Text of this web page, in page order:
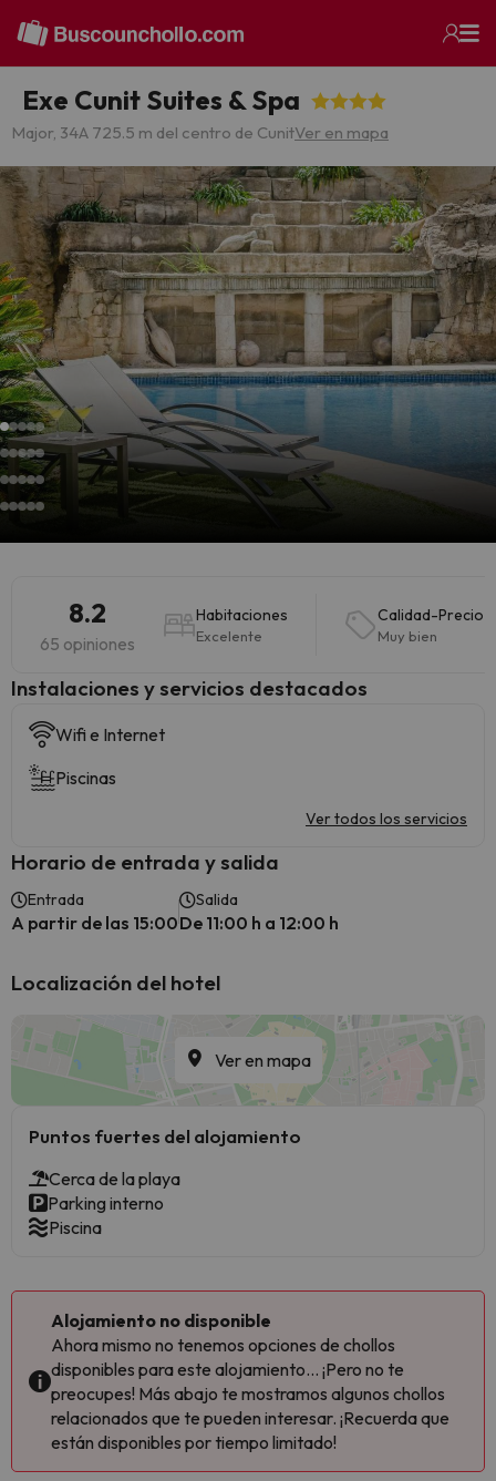
Exe Cunit Suites & Spa
Major, 34A 725.5 m del centro de CunitVer en mapa
8.2
65 opiniones
Habitaciones
Excelente
Calidad-Precio
Muy bien
Instalaciones y servicios destacados
Wifi e Internet
Piscinas
Ver todos los servicios
Horario de entrada y salida
Entrada
A partir de las 15:00
Salida
De 11:00 h a 12:00 h
Localización del hotel
Ver en mapa
Puntos fuertes del alojamiento
Cerca de la playa
Parking interno
Piscina
Alojamiento no disponible
Ahora mismo no tenemos opciones de chollos
disponibles para este alojamiento... ¡Pero no te
preocupes! Más abajo te mostramos algunos chollos
relacionados que te pueden interesar. ¡Recuerda que
están disponibles por tiempo limitado!